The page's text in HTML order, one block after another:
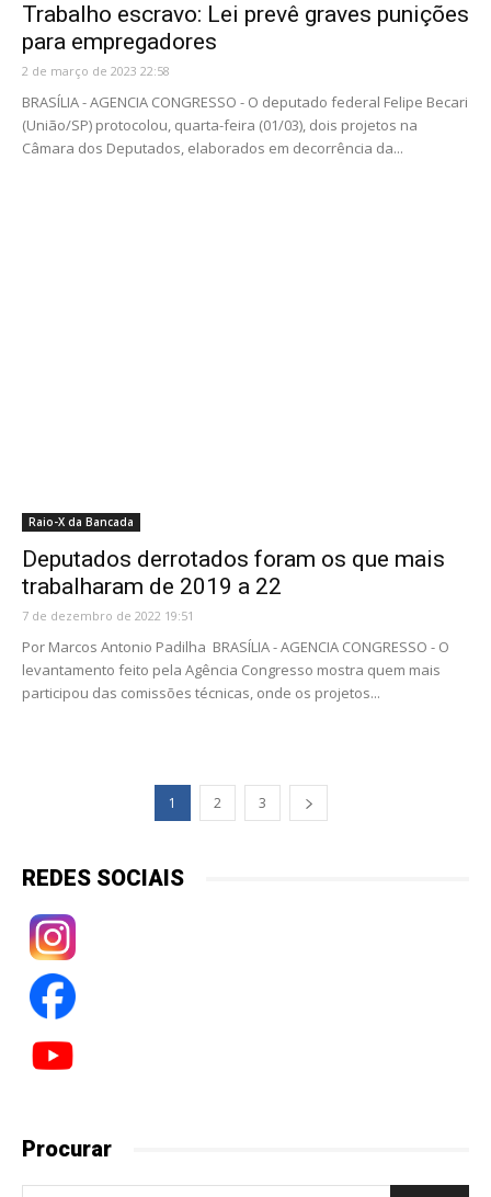
Trabalho escravo: Lei prevê graves punições
para empregadores
2 de março de 2023 22:58
BRASÍLIA - AGENCIA CONGRESSO - O deputado federal Felipe Becari
(União/SP) protocolou, quarta-feira (01/03), dois projetos na
Câmara dos Deputados, elaborados em decorrência da...
Raio-X da Bancada
Deputados derrotados foram os que mais
trabalharam de 2019 a 22
7 de dezembro de 2022 19:51
Por Marcos Antonio Padilha BRASÍLIA - AGENCIA CONGRESSO - O
levantamento feito pela Agência Congresso mostra quem mais
participou das comissões técnicas, onde os projetos...
1 2 3
REDES SOCIAIS
Procurar